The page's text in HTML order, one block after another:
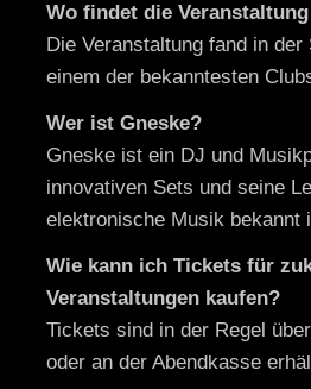
Wo findet die
Die Veranstaltung fand in
einem der bekanntesten
Wer ist Gneske?
Gneske ist ein DJ und
innovativen Sets und seine
elektronische Musik bekannt
Wie kann ich Tickets für
Veranstaltungen kaufen?
Tickets sind in der Regel
oder an der Abendkasse